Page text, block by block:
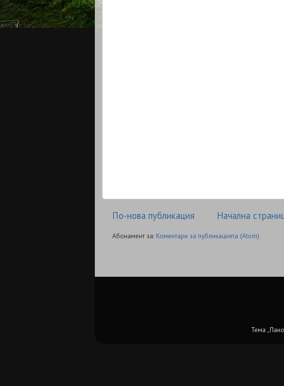
По-нова публикация Начална
Абонамент за: Коментари за публикацията (Atom)
Тема